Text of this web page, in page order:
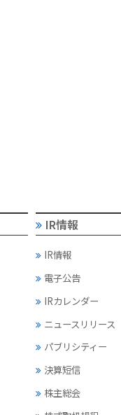
IR情報
IR情報
電子公告
IRカレンダー
ニュースリリース
パブリシティー
決算短信
株主総会